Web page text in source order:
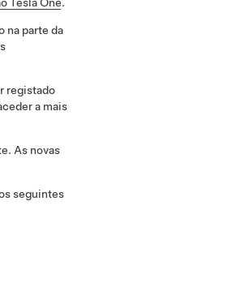
na parte da
registado
a mais
As novas
seguintes